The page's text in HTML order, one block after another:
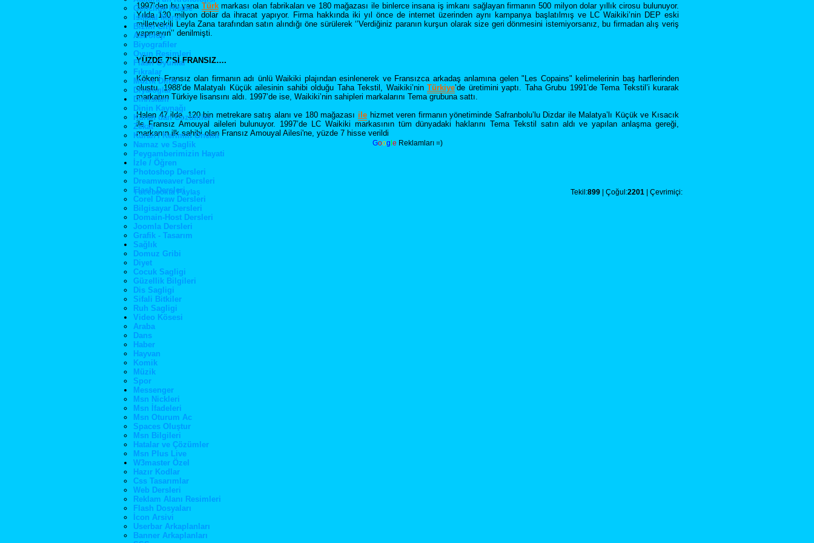
Gencliğe Hitabe
İstiklal Marşı
Bizim City
Astroloji
Biyografiler
Oyun Resimleri
Flash Oyunlar
Fıkralar
Müzik Dinle
Diyaloglar
Din/İslam
Dinin Kaynağı
Kuran dan Cozümler
Zekat
Kuran'i Kerimin Onemi
Namaz ve Saglik
Peygamberimizin Hayati
İzle / Öğren
Photoshop Dersleri
Dreamweaver Dersleri
Flash Dersleri
Corel Draw Dersleri
Bilgisayar Dersleri
Domain-Host Dersleri
Joomla Dersleri
Grafik - Tasarım
Sağlık
Domuz Gribi
Diyet
Cocuk Sagligi
Güzellik Bilgileri
Dis Sagligi
Sifali Bitkiler
Ruh Sagligi
Video Kösesi
Araba
Dans
Haber
Hayvan
Komik
Müzik
Spor
Messenger
Msn Nickleri
Msn İfadeleri
Msn Oturum Ac
Spaces Oluştur
Msn Bilgileri
Hatalar ve Çözümler
Msn Plus Live
W3master Özel
Hazır Kodlar
Css Tasarımlar
Web Dersleri
Reklam Alanı Resimleri
Flash Dosyaları
İcon Arsivi
Userbar Arkaplanları
Banner Arkaplanları
1997’den bu yana Türkmarkası olan fabrikaları ve 180 mağazası ile binlerce insana iş imkanı sağlayan firmanın 500 milyon dolar yıllık cirosu bulunuyor.
Yılda 130 milyon dolar da ihracat yapıyor. Firma hakkında iki yıl önce de internet üzerinden aynı kampanya başlatılmış ve LC Waikiki’nin DEP eski
milletvekili Leyla Zana tarafından satın alındığı öne sürülerek ‘’Verdiğiniz paranın kurşun olarak size geri dönmesini istemiyorsanız, bu firmadan alış veriş
yapmayın’’ denilmişti.
YÜZDE 7’Sİ FRANSIZ….
Kökeni Fransız olan firmanın adı ünlü Waikiki plajından esinlenerek ve Fransızca arkadaş anlamına gelen "Les Copains" kelimelerinin baş harflerinden
oluştu. 1988’de Malatyalı Küçük ailesinin sahibi olduğu Taha Tekstil, Waikiki’nin Türkiye’de üretimini yaptı. Taha Grubu 1991’de Tema Tekstil’i kurarak
markanın Türkiye lisansını aldı. 1997’de ise, Waikiki’nin sahipleri markalarını Tema grubuna sattı.
Halen 47 ilde, 120 bin metrekare satış alanı ve 180 mağazası ile hizmet veren firmanın yönetiminde Safranbolu’lu Dizdar ile Malatya’lı Küçük ve Kısacık
ile Fransız Amouyal aileleri bulunuyor. 1997’de LC Waikiki markasının tüm dünyadaki haklarını Tema Tekstil satın aldı ve yapılan anlaşma gereği,
markanın ilk sahibi olan Fransız Amouyal Ailesi'ne, yüzde 7 hisse verildi
Goog e Reklamları =)
Tekil:899 | Çoğul:2201 | Çevrimiçi:
Facebookta Paylaş